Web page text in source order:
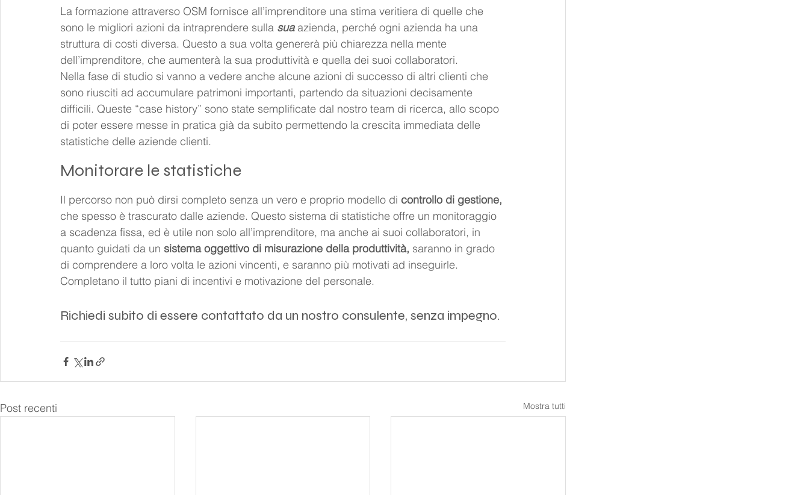
La formazione attraverso OSM fornisce all’imprenditore una stima veritiera di quelle che
sono le migliori azioni da intraprendere sulla sua azienda, perché ogni azienda ha una
struttura di costi diversa. Questo a sua volta genererà più chiarezza nella mente
dell’imprenditore, che aumenterà la sua produttività e quella dei suoi collaboratori.
Nella fase di studio si vanno a vedere anche alcune azioni di successo di altri clienti che
sono riusciti ad accumulare patrimoni importanti, partendo da situazioni decisamente
difficili. Queste “case history” sono state semplificate dal nostro team di ricerca, allo scopo
di poter essere messe in pratica già da subito permettendo la crescita immediata delle
statistiche delle aziende clienti.
Monitorare le statistiche
Il percorso non può dirsi completo senza un vero e proprio modello di controllo di gestione,
che spesso è trascurato dalle aziende. Questo sistema di statistiche offre un monitoraggio
a scadenza fissa, ed è utile non solo all’imprenditore, ma anche ai suoi collaboratori, in
quanto guidati da un sistema oggettivo di misurazione della produttività, saranno in grado
di comprendere a loro volta le azioni vincenti, e saranno più motivati ad inseguirle.
Completano il tutto piani di incentivi e motivazione del personale.
Richiedi subito di essere contattato da un nostro consulente, senza impegno.
Post recenti Mostra tutti